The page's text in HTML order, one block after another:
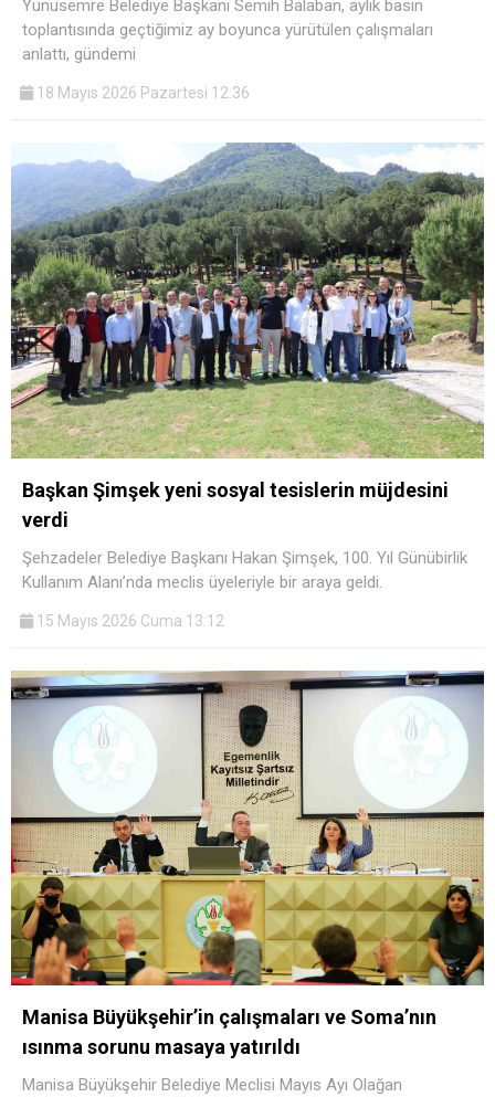
Yunusemre Belediye Başkanı Semih Balaban, aylık basın
toplantısında geçtiğimiz ay boyunca yürütülen çalışmaları
anlattı, gündemi
18 Mayıs 2026 Pazartesi 12:36
Başkan Şimşek yeni sosyal tesislerin müjdesini
verdi
Şehzadeler Belediye Başkanı Hakan Şimşek, 100. Yıl Günübirlik
Kullanım Alanı’nda meclis üyeleriyle bir araya geldi.
15 Mayıs 2026 Cuma 13:12
Manisa Büyükşehir’in çalışmaları ve Soma’nın
ısınma sorunu masaya yatırıldı
Manisa Büyükşehir Belediye Meclisi Mayıs Ayı Olağan